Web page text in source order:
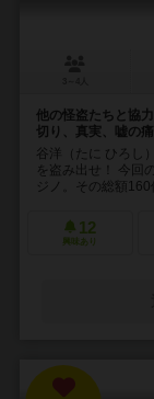
他の怪盗たちと協
切り、真実、嘘の
谷洋（たに ひろし
を盗み出せ！ 今回
ジノ。その総額
12
興味あり